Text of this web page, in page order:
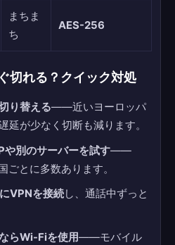
まちま
ち
AES-256
切れる？クイック対処
り替える——近いヨーロッパ
延が少なく切断も減ります。
や別のサーバーを試す——
とに多数あります。
VPNを接続し、通話中ずっと
らWi-Fiを使用——モバイル